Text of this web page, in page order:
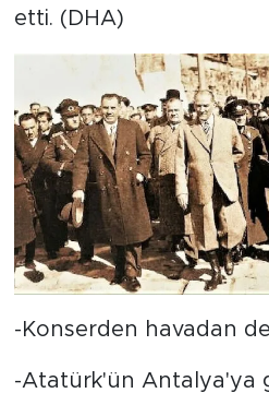
etti. (DHA)
-Konserden havadan
-Atatürk'ün Antalya'ya